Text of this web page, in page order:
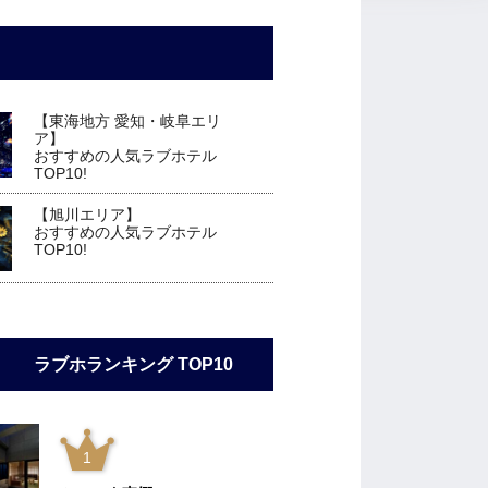
【東海地方 愛知・岐阜エリ
ア】
おすすめの人気ラブホテル
TOP10!
【旭川エリア】
おすすめの人気ラブホテル
TOP10!
ラブホランキング TOP10
1